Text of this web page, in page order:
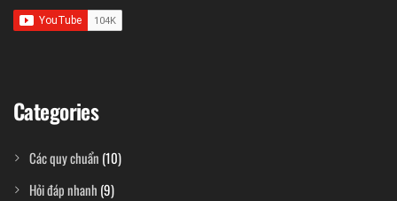
Categories
Các quy chuẩn (10)
Hỏi đáp nhanh (9)